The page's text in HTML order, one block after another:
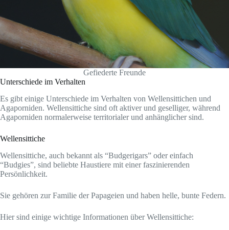
Gefiederte Freunde
Unterschiede im Verhalten
Es gibt einige Unterschiede im Verhalten von Wellensittichen und
Agaporniden. Wellensittiche sind oft aktiver und geselliger, während
Agaporniden normalerweise territorialer und anhänglicher sind.
Wellensittiche
Wellensittiche, auch bekannt als “Budgerigars” oder einfach
“Budgies”, sind beliebte Haustiere mit einer faszinierenden
Persönlichkeit.
Sie gehören zur Familie der Papageien und haben helle, bunte Federn.
Hier sind einige wichtige Informationen über Wellensittiche: